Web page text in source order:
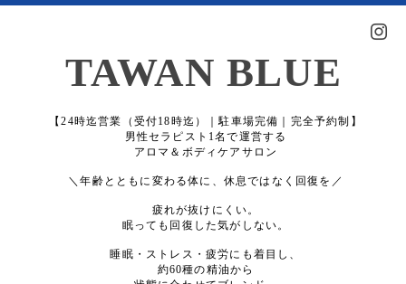
TAWAN BLUE
【24時迄営業（受付18時迄）｜駐車場完備｜完全予約制】
男性セラピスト1名で運営する
アロマ＆ボディケアサロン
＼年齢とともに変わる体に、休息ではなく回復を／
疲れが抜けにくい。
眠っても回復した気がしない。
睡眠・ストレス・疲労にも着目し、
約60種の精油から